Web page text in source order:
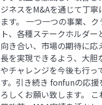
ジネスをM&Aを通じて丁寧
ます。 一つ一つの事業、ク
ト、各種ステークホルダー
向き合い、市場の期待に応
長を実現できるよう、大胆
やチャレンジを今後も行っ
す。引き続き fonfunの応援
ろしくお願い致します。